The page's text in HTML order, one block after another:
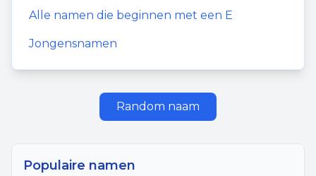
Alle namen die beginnen met een E
Jongensnamen
Random naam
Populaire namen